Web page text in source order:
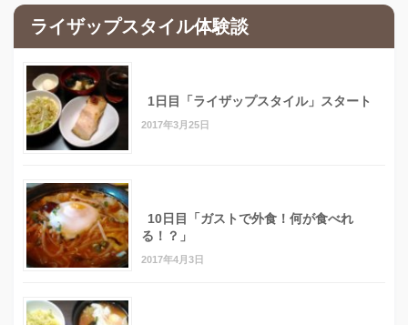
ライザップスタイル体験談
1日目「ライザップスタイル」スタート
2017年3月25日
10日目「ガストで外食！何が食べれ
る！？」
2017年4月3日